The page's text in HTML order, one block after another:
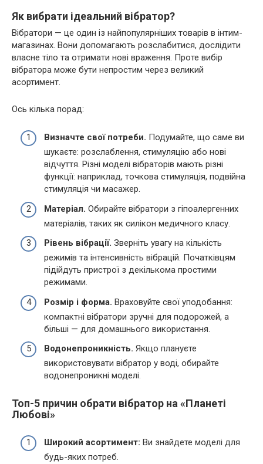
Як вибрати ідеальний вібратор?
Вібратори — це один із найпопулярніших товарів в інтим-
магазинах. Вони допомагають розслабитися, дослідити
власне тіло та отримати нові враження. Проте вибір
вібратора може бути непростим через великий
асортимент.
Ось кілька порад:
Визначте свої потреби. Подумайте, що саме ви
шукаєте: розслаблення, стимуляцію або нові
відчуття. Різні моделі вібраторів мають різні
функції: наприклад, точкова стимуляція, подвійна
стимуляція чи масажер.
Матеріал. Обирайте вібратори з гіпоалергенних
матеріалів, таких як силікон медичного класу.
Рівень вібрації. Зверніть увагу на кількість
режимів та інтенсивність вібрацій. Початківцям
підійдуть пристрої з декількома простими
режимами.
Розмір і форма. Враховуйте свої уподобання:
компактні вібратори зручні для подорожей, а
більші — для домашнього використання.
Водонепроникність. Якщо плануєте
використовувати вібратор у воді, обирайте
водонепроникні моделі.
Топ-5 причин обрати вібратор на «Планеті
Любові»
Широкий асортимент: Ви знайдете моделі для
будь-яких потреб.